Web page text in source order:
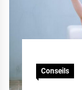
Conseils